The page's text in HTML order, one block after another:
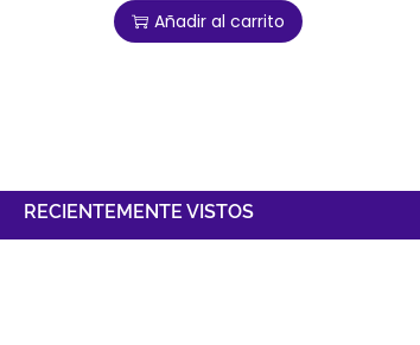
Añadir al carrito
RECIENTEMENTE VISTOS